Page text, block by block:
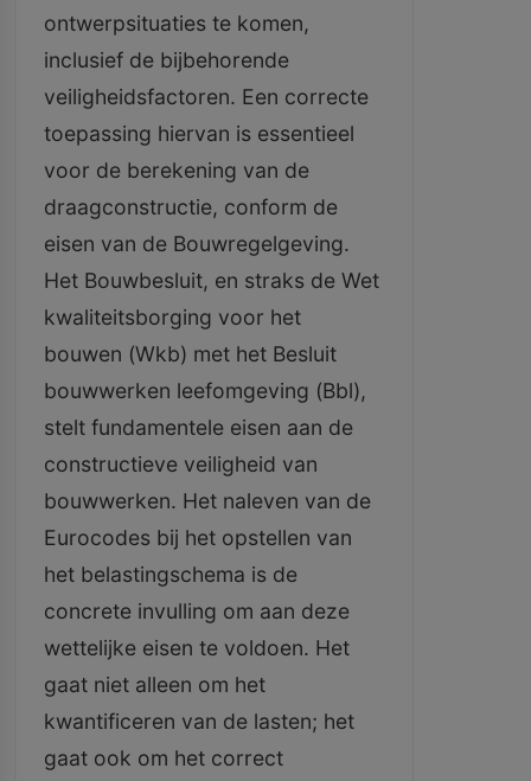
ontwerpsituaties te komen,
inclusief de bijbehorende
veiligheidsfactoren. Een correcte
toepassing hiervan is essentieel
voor de berekening van de
draagconstructie, conform de
eisen van de Bouwregelgeving.
Het Bouwbesluit, en straks de Wet
kwaliteitsborging voor het
bouwen (Wkb) met het Besluit
bouwwerken leefomgeving (Bbl),
stelt fundamentele eisen aan de
constructieve veiligheid van
bouwwerken. Het naleven van de
Eurocodes bij het opstellen van
het belastingschema is de
concrete invulling om aan deze
wettelijke eisen te voldoen. Het
gaat niet alleen om het
kwantificeren van de lasten; het
gaat ook om het correct